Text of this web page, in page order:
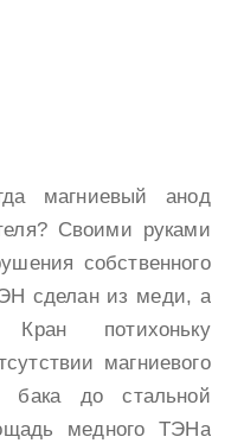
магниевый анод
Своими руками
собственного
сделан из меди, а
потихоньку
магниевого
бака до стальной
медного ТЭНа